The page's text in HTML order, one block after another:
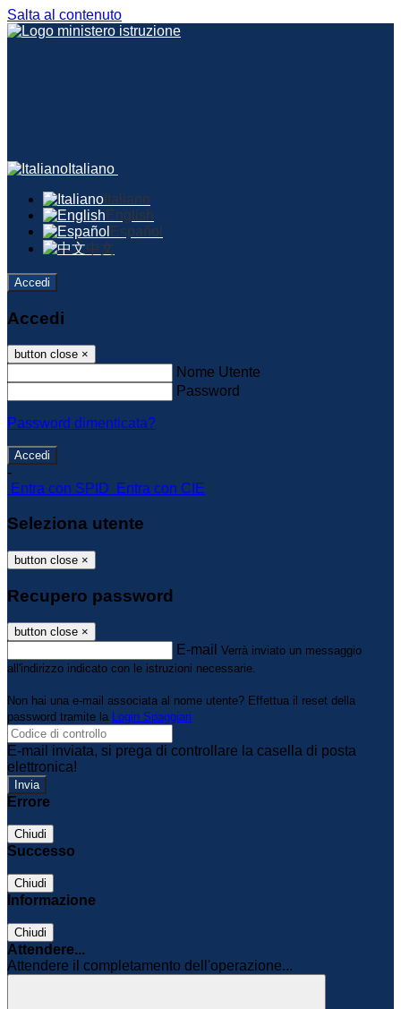
Salta al contenuto
Italiano
Italiano
English
Español
中文
Accedi
Accedi
button close ×
Nome Utente
Password
Password dimenticata?
-
Entra con SPID
Entra con CIE
Seleziona utente
button close ×
Recupero password
button close ×
E-mail Verrà inviato un messaggio
all'indirizzo indicato con le istruzioni necessarie.
Non hai una e-mail associata al nome utente? Effettua il reset della
password tramite la Login Spaggiari
E-mail inviata, si prega di controllare la casella di posta
elettronica!
Errore
Chiudi
Successo
Chiudi
Informazione
Chiudi
Attendere...
Attendere il completamento dell'operazione...